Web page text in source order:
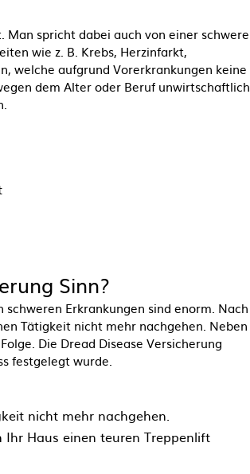
Man spricht dabei auch von einer schwere
wie z. B. Krebs, Herzinfarkt,
welche aufgrund Vorerkrankungen keine
dem Alter oder Beruf unwirtschaftlich
Sinn?
Erkrankungen sind enorm. Nach
Tätigkeit nicht mehr nachgehen. Neben
Die Dread Disease Versicherung
festgelegt wurde.
nicht mehr nachgehen.
Ihr Haus einen teuren Treppenlift